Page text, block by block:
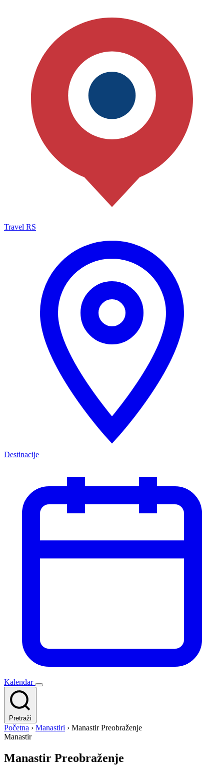
Travel RS
Destinacije
Kalendar
Pretraži
Početna › Manastiri › Manastir Preobraženje
Manastir
Manastir Preobraženje